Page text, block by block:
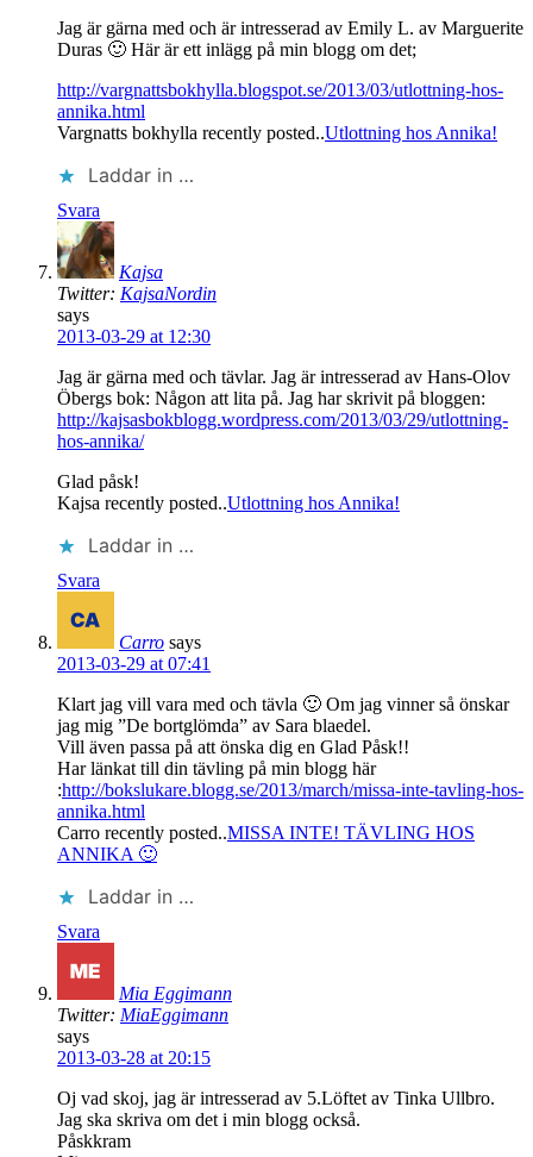
Jag är gärna med och är intresserad av Emily L. av Marguerite
Duras 🙂 Här är ett inlägg på min blogg om det;
http://vargnattsbokhylla.blogspot.se/2013/03/utlottning-hos-
annika.html
Vargnatts bokhylla recently posted..Utlottning hos Annika!
Laddar in …
Svara
Kajsa
Twitter: KajsaNordin
says
2013-03-29 at 12:30
Jag är gärna med och tävlar. Jag är intresserad av Hans-Olov
Öbergs bok: Någon att lita på. Jag har skrivit på bloggen:
http://kajsasbokblogg.wordpress.com/2013/03/29/utlottning-
hos-annika/
Glad påsk!
Kajsa recently posted..Utlottning hos Annika!
Laddar in …
Svara
Carro says
2013-03-29 at 07:41
Klart jag vill vara med och tävla 🙂 Om jag vinner så önskar
jag mig ”De bortglömda” av Sara blaedel.
Vill även passa på att önska dig en Glad Påsk!!
Har länkat till din tävling på min blogg här
:http://bokslukare.blogg.se/2013/march/missa-inte-tavling-hos-
annika.html
Carro recently posted..MISSA INTE! TÄVLING HOS
ANNIKA 🙂
Laddar in …
Svara
Mia Eggimann
Twitter: MiaEggimann
says
2013-03-28 at 20:15
Oj vad skoj, jag är intresserad av 5.Löftet av Tinka Ullbro.
Jag ska skriva om det i min blogg också.
Påskkram